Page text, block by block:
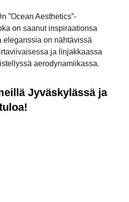
”Ocean Aesthetics”-
on saanut inspiraationsa
eleganssia on nähtävissä
ja linjakkaassa
aerodynamiikassa.
Jyväskylässä ja